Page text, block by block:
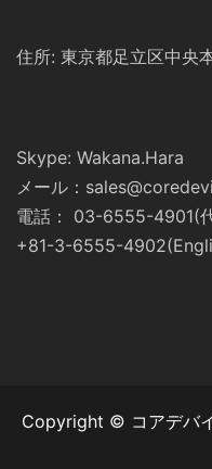
住所: 東京都足立区中央
Skype: Wakana.Hara
メール：
電話： 03-6555-4901(
+81-3-6555-
Copyright © コアデバ